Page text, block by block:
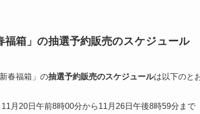
福箱」の抽選予約販売のスケジュール
春福箱」の抽選予約販売のスケジュールは以下のと
月20日午前8時00分から11月26日午後8時59分まで